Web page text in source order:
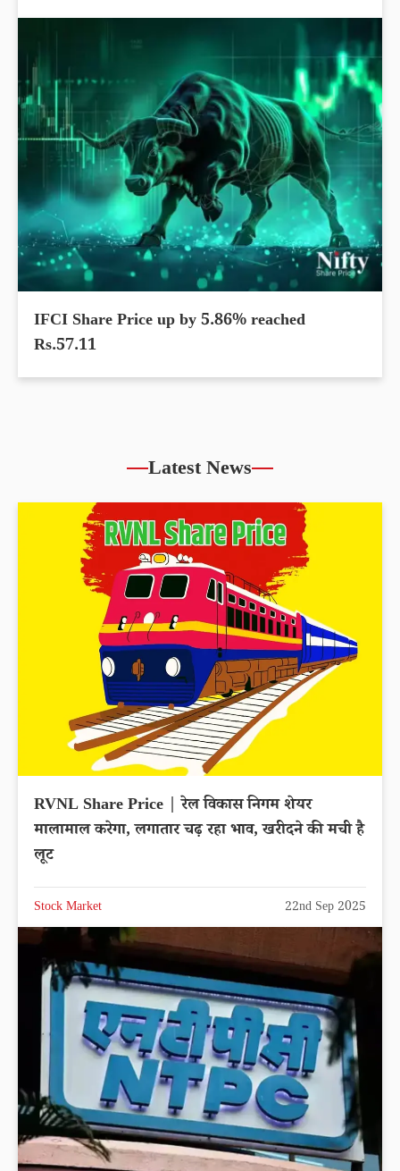
IFCI Share Price up by 5.86% reached
Rs.57.11
Latest News
RVNL Share Price | रेल विकास निगम शेयर
मालामाल करेगा, लगातार चढ़ रहा भाव, खरीदने की मची है
लूट
Stock Market 22nd Sep 2025